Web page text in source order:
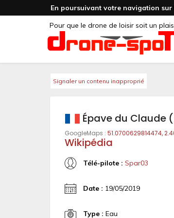
En poursuivant votre navigation sur
Pour que le drone de loisir soit un
Signaler un contenu inapproprié
Épave du Claude
GoogleMaps : 51.0700629814474,
Wikipédia
Télé-pilote : Spar03
Date : 19/05/2019
Type : Eau